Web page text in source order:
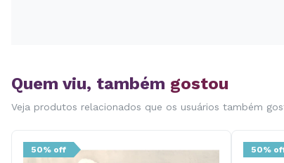
Quem viu, também gostou
Veja produtos relacionados que os usuários também
50% off 50%